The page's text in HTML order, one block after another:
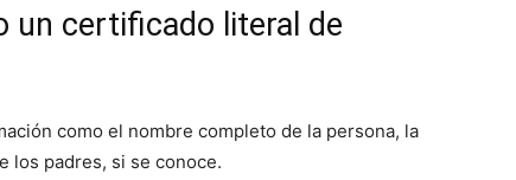
un certificado literal de
como el nombre completo de la persona, la
los padres, si se conoce.